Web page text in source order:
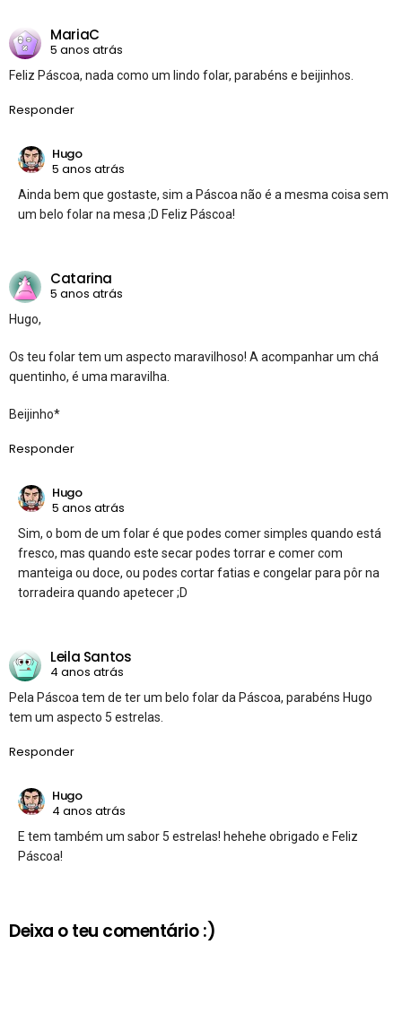
MariaC
5 anos atrás
Feliz Páscoa, nada como um lindo folar, parabéns e beijinhos.
Responder
Hugo
5 anos atrás
Ainda bem que gostaste, sim a Páscoa não é a mesma coisa sem
um belo folar na mesa ;D Feliz Páscoa!
Catarina
5 anos atrás
Hugo,
Os teu folar tem um aspecto maravilhoso! A acompanhar um chá
quentinho, é uma maravilha.
Beijinho*
Responder
Hugo
5 anos atrás
Sim, o bom de um folar é que podes comer simples quando está
fresco, mas quando este secar podes torrar e comer com
manteiga ou doce, ou podes cortar fatias e congelar para pôr na
torradeira quando apetecer ;D
Leila Santos
4 anos atrás
Pela Páscoa tem de ter um belo folar da Páscoa, parabéns Hugo
tem um aspecto 5 estrelas.
Responder
Hugo
4 anos atrás
E tem também um sabor 5 estrelas! hehehe obrigado e Feliz
Páscoa!
Deixa o teu comentário :)